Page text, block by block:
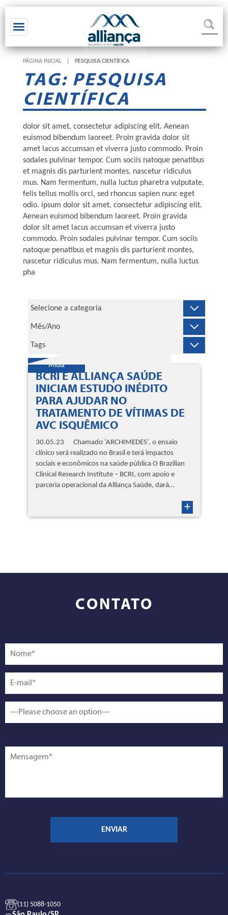
Toggle navigation
PÁGINA INICIAL PESQUISA CIENTÍFICA
TAG: PESQUISA
CIENTÍFICA
dolor sit amet, consectetur adipiscing elit. Aenean
euismod bibendum laoreet. Proin gravida dolor sit
amet lacus accumsan et viverra justo commodo. Proin
sodales pulvinar tempor. Cum sociis natoque penatibus
et magnis dis parturient montes, nascetur ridiculus
mus. Nam fermentum, nulla luctus pharetra vulputate,
felis tellus mollis orci, sed rhoncus sapien nunc eget
odio. ipsum dolor sit amet, consectetur adipiscing elit.
Aenean euismod bibendum laoreet. Proin gravida
dolor sit amet lacus accumsan et viverra justo
commodo. Proin sodales pulvinar tempor. Cum sociis
natoque penatibus et magnis dis parturient montes,
nascetur ridiculus mus. Nam fermentum, nulla luctus
pha
Mídia
BCRI E ALLIANÇA SAÚDE
INICIAM ESTUDO INÉDITO
PARA AJUDAR NO
TRATAMENTO DE VÍTIMAS DE
AVC ISQUÊMICO
30.05.23 Chamado ‘ARCHIMEDES’, o ensaio
clínico será realizado no Brasil e terá impactos
sociais e econômicos na saúde pública O Brazilian
Clinical Research Institute – BCRI, com apoio e
parceria operacional da Alliança Saúde, dará…
+
CONTATO
(11) 5088-1050